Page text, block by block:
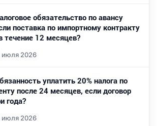
обязательство по авансу
поставка по импортному контракту
течение 12 месяцев?
июля 2026
уплатить 20% налога по
после 24 месяцев, если договор
года?
июля 2026